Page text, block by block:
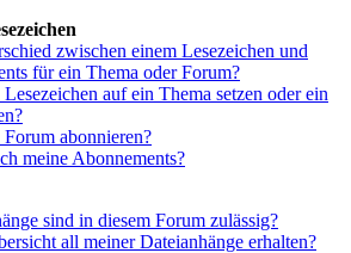
zwischen einem Lesezeichen und
für ein Thema oder Forum?
auf ein Thema setzen oder ein
abonnieren?
meine Abonnements?
sind in diesem Forum zulässig?
all meiner Dateianhänge erhalten?